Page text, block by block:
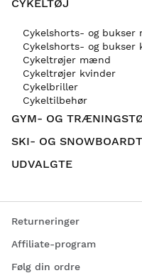
CYKELTØJ
Cykelshorts- og bukser
Cykelshorts- og bukser
Cykeltrøjer mænd
Cykeltrøjer kvinder
Cykelbriller
Cykeltilbehør
GYM- OG
SKI- OG
UDVALGTE
Returneringer
Affiliate-program
Følg din ordre